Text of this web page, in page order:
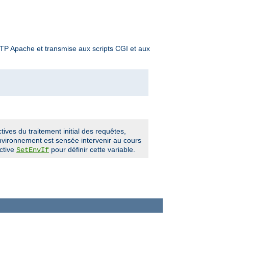
Apache et transmise aux scripts CGI et aux
du traitement initial des requêtes,
est sensée intervenir au cours
SetEnvIf pour définir cette variable.